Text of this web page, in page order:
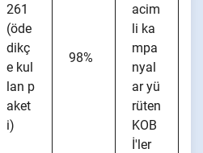
261
(öde
dikç
e kul
lan p
aket
i)
98%
acim
li ka
mpa
nyal
ar yü
rüten
KOB
İ'ler